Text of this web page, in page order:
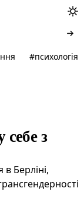
#психологія
з
Берліні,